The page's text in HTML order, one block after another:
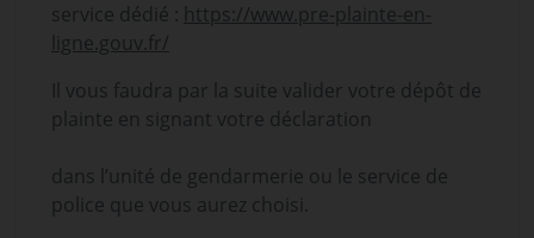
service dédié : https://www.pre-plainte-en-
ligne.gouv.fr/
Il vous faudra par la suite valider votre dépôt de
plainte en signant votre déclaration
dans l’unité de gendarmerie ou le service de
police que vous aurez choisi.